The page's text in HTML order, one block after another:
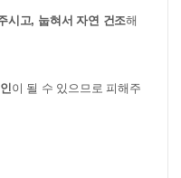
시고, 눕혀서 자연 건조해
이 될 수 있으므로 피해주